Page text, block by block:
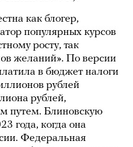
как блогер,
популярных курсов
росту, так
желаний». По версии
в бюджет налоги
рублей
рублей,
путем. Блиновскую
года, когда она
Федеральная